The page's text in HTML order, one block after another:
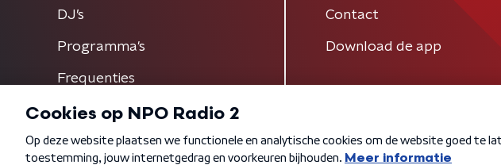
DJ’s
Programma's
Frequenties
Contact
Download de app